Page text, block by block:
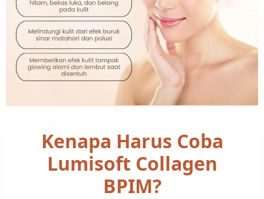
Kenapa Harus Coba
Lumisoft Collagen
BPIM?